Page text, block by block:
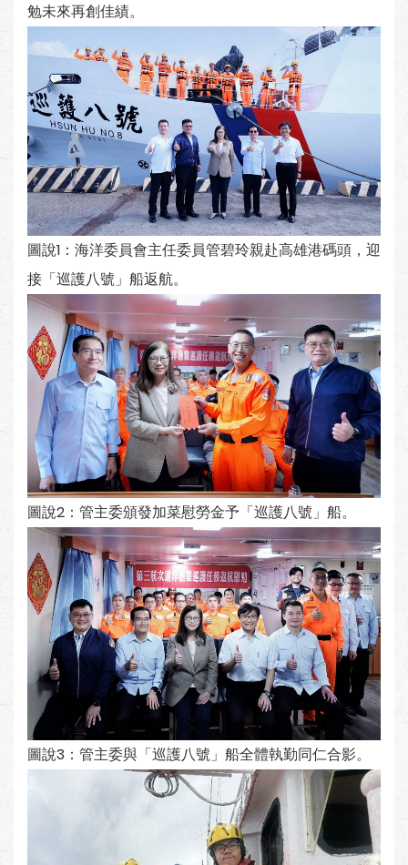
勉未來再創佳績。
圖說1：海洋委員會主任委員管碧玲親赴高雄港碼頭，迎
接「巡護八號」船返航。
圖說2：管主委頒發加菜慰勞金予「巡護八號」船。
圖說3：管主委與「巡護八號」船全體執勤同仁合影。